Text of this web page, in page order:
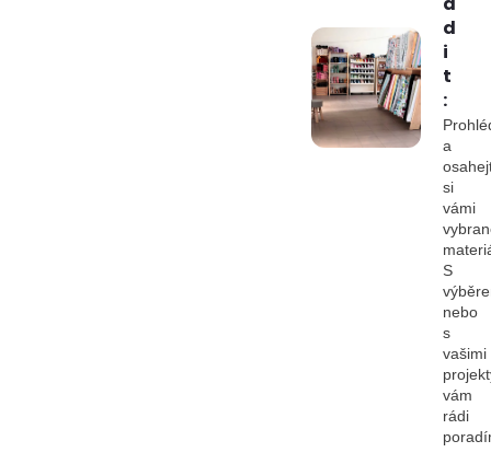
d
i
t
:
a
si
vámi
S
nebo
s
vašimi
vám
rádi